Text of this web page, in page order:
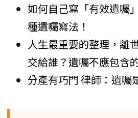
如何自己寫「有效遺囑
種遺囑寫法！
人生最重要的整理，離
交給誰？遺囑不應包含
分產有巧門 律師：遺囑